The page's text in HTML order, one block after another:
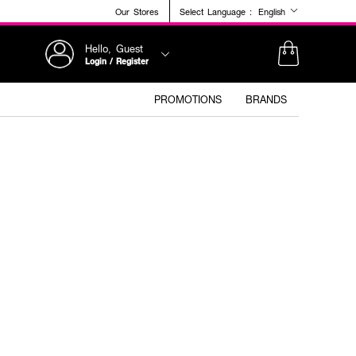
Our Stores Select Language : English
Hello, Guest
Login / Register
PROMOTIONS BRANDS